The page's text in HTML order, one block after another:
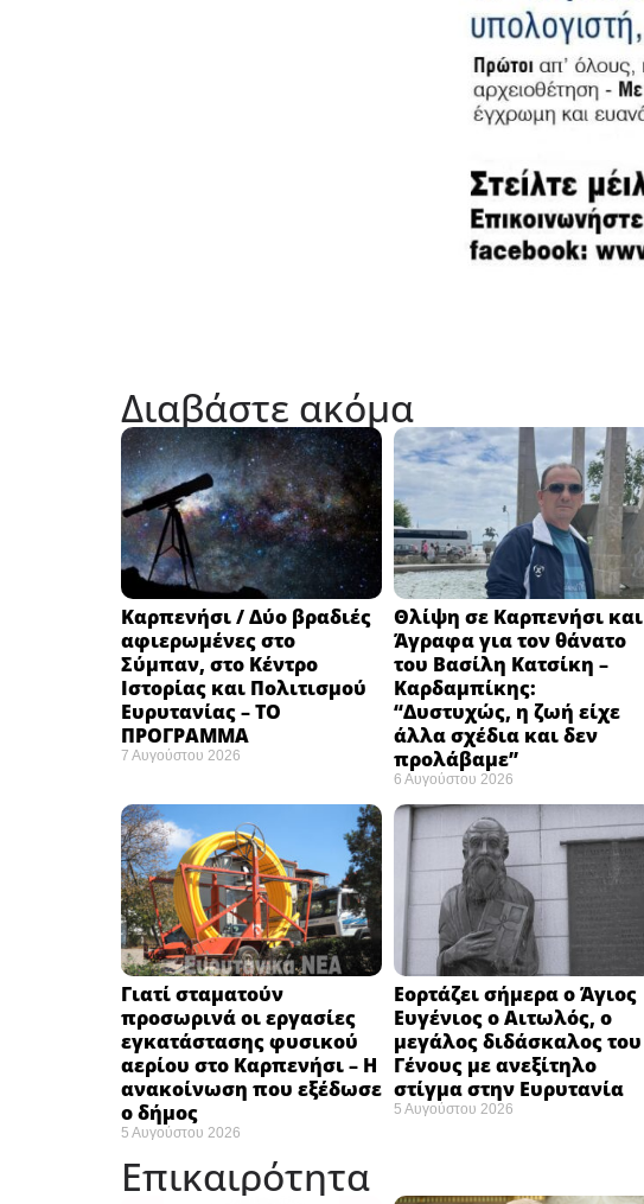
Διαβάστε ακόμα
Καρπενήσι / Δύο βραδιές
αφιερωμένες στο
Σύμπαν, στο Κέντρο
Ιστορίας και Πολιτισμού
Ευρυτανίας – ΤΟ
ΠΡΟΓΡΑΜΜΑ
7 Αυγούστου 2026
Θλίψη σε Καρπενήσι και
Άγραφα για τον θάνατο
του Βασίλη Κατσίκη –
Καρδαμπίκης:
“Δυστυχώς, η ζωή είχε
άλλα σχέδια και δεν
προλάβαμε”
6 Αυγούστου 2026
Γιατί σταματούν
προσωρινά οι εργασίες
εγκατάστασης φυσικού
αερίου στο Καρπενήσι – Η
ανακοίνωση που εξέδωσε
ο δήμος
5 Αυγούστου 2026
Εορτάζει σήμερα ο Άγιος
Ευγένιος ο Αιτωλός, ο
μεγάλος διδάσκαλος του
Γένους με ανεξίτηλο
στίγμα στην Ευρυτανία
5 Αυγούστου 2026
Επικαιρότητα